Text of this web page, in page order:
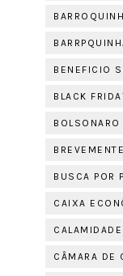
BENEFICIO
BLACK
BOLSONARO
BUSCA POR
CAIXA
CÂMARA DE